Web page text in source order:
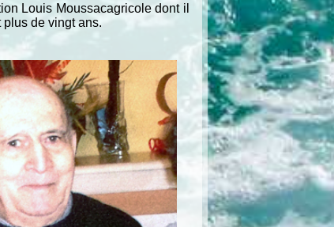
Louis Moussacagricole dont il
de vingt ans.